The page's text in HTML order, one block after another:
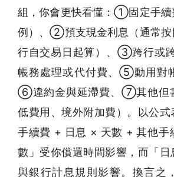
組，你會更快看懂：①固定手續
例）、②預支現金利息（通常按
行自交易日起算）、③跨行或
帳務處理或代付費、⑤動用對
⑥違約金與延滯費、⑦其他但
低費用、境外附加費）。以公
手續費 + 日息 × 天數 + 其他手
數」受你償還時間影響，而「
與銀行計息規則影響。換言之